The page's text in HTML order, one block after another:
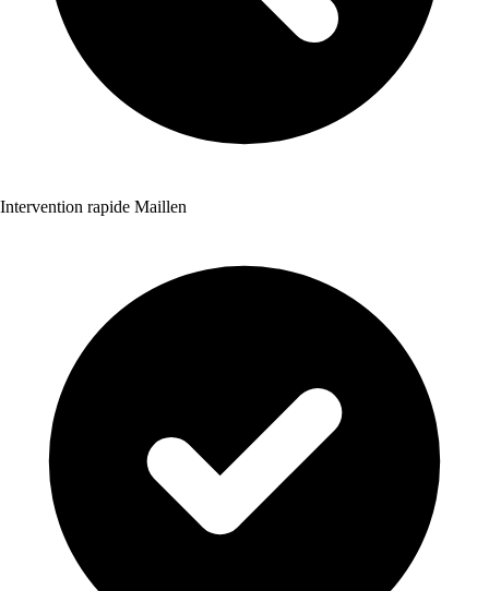
Intervention rapide Maillen